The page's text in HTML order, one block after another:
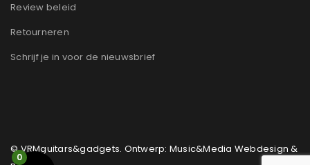
Review beleid
Retourneren
Schrijf je in voor de nieuwsbrief
© VRMguitars&gadgets. Ontwerp: Music&Media Webdesign &
0